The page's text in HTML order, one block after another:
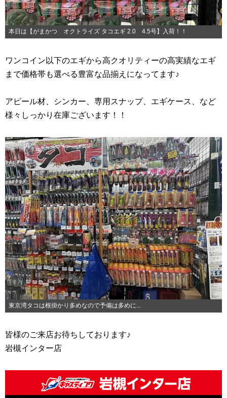
本日は【がまかつ オクトライズ タコエギ 2.0 4.5号】入荷！！
ワンコイン以下のエギから高クオリティーの高実績なエギ
まで価格帯も選べる豊富な品揃えになってます♪
アピール材、シンカー、専用スナップ、エギケース、など
様々しっかり在庫ございます！！
東京湾タコは根掛かり多めなので予備は多めに...
皆様のご来店お待ちしております♪
岩槻インター店